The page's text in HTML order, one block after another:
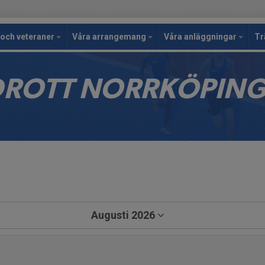
veteraner Våra arrangemang Våra anläggningar
Augusti 2026